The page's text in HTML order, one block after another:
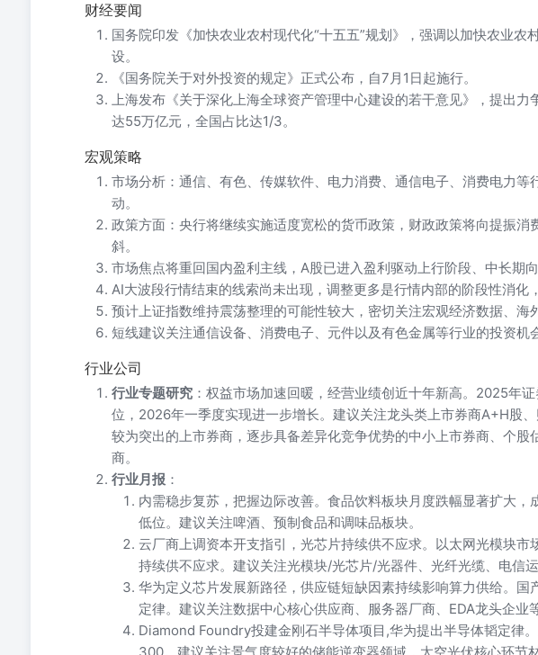
财经要闻
国务院印发《加快农业农村现代化“十五五”规划》，强调以加快农业农
设。
《国务院关于对外投资的规定》正式公布，自7月1日起施行。
上海发布《关于深化上海全球资产管理中心建设的若干意见》，提出
达55万亿元，全国占比达1/3。
宏观策略
市场分析：通信、有色、传媒软件、电力消费、通信电子、消费电力等
动。
政策方面：央行将继续实施适度宽松的货币政策，财政政策将向提振消
斜。
市场焦点将重回国内盈利主线，A股已进入盈利驱动上行阶段、中长期向
AI大波段行情结束的线索尚未出现，调整更多是行情内部的阶段性消化
预计上证指数维持震荡整理的可能性较大，密切关注宏观经济数据、海
短线建议关注通信设备、消费电子、元件以及有色金属等行业的投资机会
行业公司
行业专题研究 ：权益市场加速回暖，经营业绩创近十年新高。2025年
位，2026年一季度实现进一步增长。建议关注龙头类上市券商A+H股
较为突出的上市券商，逐步具备差异化竞争优势的中小上市券商、个股
商。
行业月报 ：
内需稳步复苏，把握边际改善。食品饮料板块月度跌幅显著扩大，
低位。建议关注啤酒、预制食品和调味品板块。
云厂商上调资本开支指引，光芯片持续供不应求。以太网光模块市
持续供不应求。建议关注光模块/光芯片/光器件、光纤光缆、电信运
华为定义芯片发展新路径，供应链短缺因素持续影响算力供给。国
定律。建议关注数据中心核心供应商、服务器厂商、EDA龙头企业等
Diamond Foundry投建金刚石半导体项目,华为提出半导体韬定律